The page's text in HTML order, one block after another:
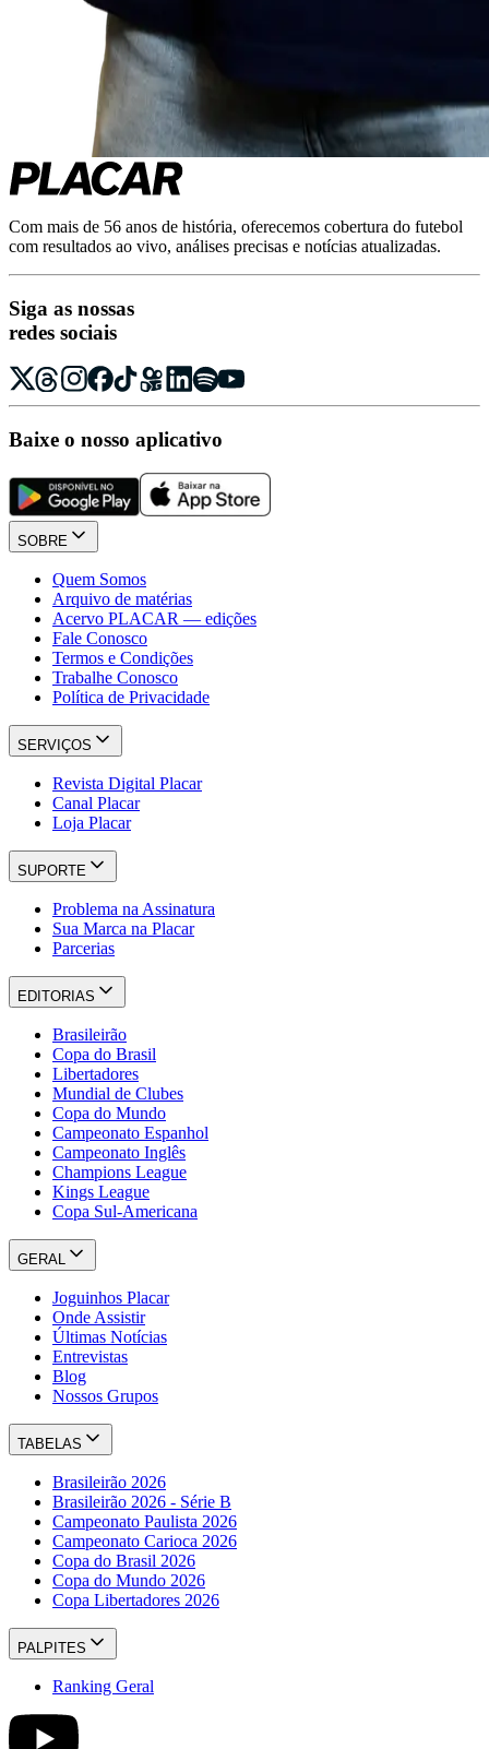
Com mais de 56 anos de história, oferecemos cobertura do futebol
com resultados ao vivo, análises precisas e notícias atualizadas.
Siga as nossas
redes sociais
Baixe o nosso aplicativo
SOBRE
Quem Somos
Arquivo de matérias
Acervo PLACAR — edições
Fale Conosco
Termos e Condições
Trabalhe Conosco
Política de Privacidade
SERVIÇOS
Revista Digital Placar
Canal Placar
Loja Placar
SUPORTE
Problema na Assinatura
Sua Marca na Placar
Parcerias
EDITORIAS
Brasileirão
Copa do Brasil
Libertadores
Mundial de Clubes
Copa do Mundo
Campeonato Espanhol
Campeonato Inglês
Champions League
Kings League
Copa Sul-Americana
GERAL
Joguinhos Placar
Onde Assistir
Últimas Notícias
Entrevistas
Blog
Nossos Grupos
TABELAS
Brasileirão 2026
Brasileirão 2026 - Série B
Campeonato Paulista 2026
Campeonato Carioca 2026
Copa do Brasil 2026
Copa do Mundo 2026
Copa Libertadores 2026
PALPITES
Ranking Geral